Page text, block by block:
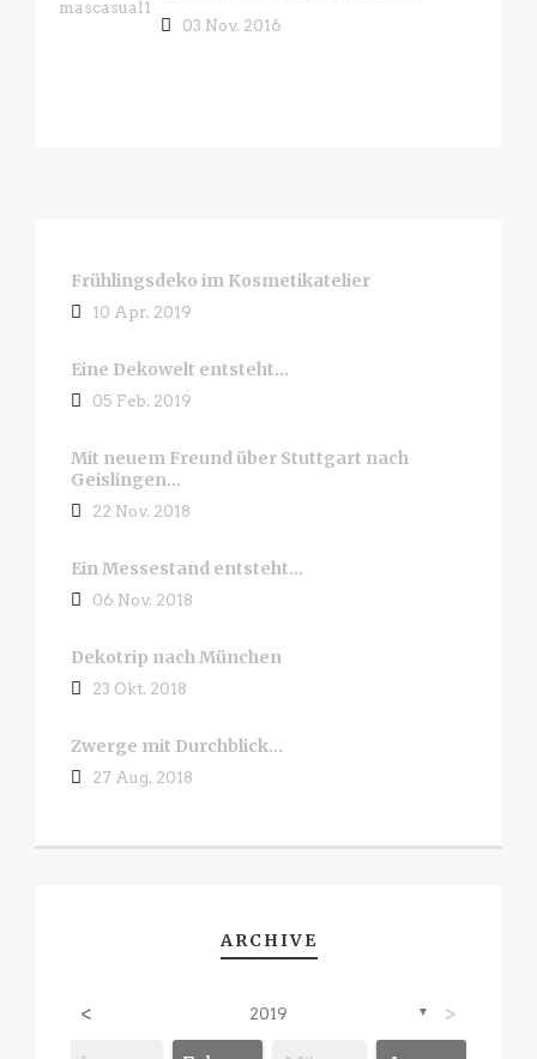
03 Nov. 2016
Frühlingsdeko im Kosmetikatelier
10 Apr. 2019
Eine Dekowelt entsteht…
05 Feb. 2019
Mit neuem Freund über Stuttgart nach
Geislingen…
22 Nov. 2018
Ein Messestand entsteht…
06 Nov. 2018
Dekotrip nach München
23 Okt. 2018
Zwerge mit Durchblick…
27 Aug. 2018
ARCHIVE
< 2019 ▼ >